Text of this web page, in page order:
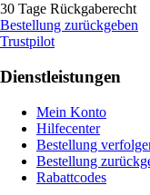
30 Tage Rückgaberecht
Bestellung zurückgeben
Trustpilot
Dienstleistungen
Mein Konto
Hilfecenter
Bestellung
Bestellung
Rabattcodes